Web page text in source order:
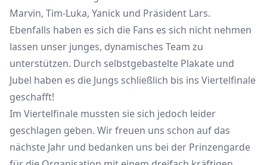
Marvin, Tim-Luka, Yanick und Präsident Lars.
Ebenfalls haben es sich die Fans es sich nicht nehmen
lassen unser junges, dynamisches Team zu
unterstützen. Durch selbstgebastelte Plakate und
Jubel haben es die Jungs schließlich bis ins Viertelfinale
geschafft!
Im Viertelfinale mussten sie sich jedoch leider
geschlagen geben. Wir freuen uns schon auf das
nächste Jahr und bedanken uns bei der Prinzengarde